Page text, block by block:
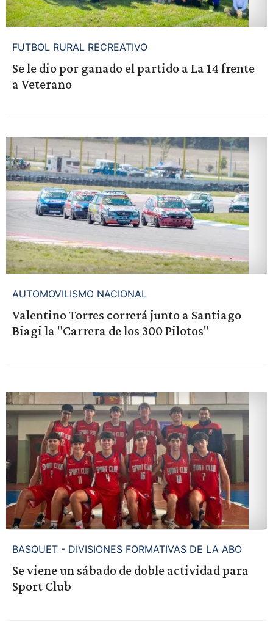
FUTBOL RURAL RECREATIVO
Se le dio por ganado el partido a La 14 frente
a Veterano
AUTOMOVILISMO NACIONAL
Valentino Torres correrá junto a Santiago
Biagi la "Carrera de los 300 Pilotos"
BASQUET - DIVISIONES FORMATIVAS DE LA ABO
Se viene un sábado de doble actividad para
Sport Club